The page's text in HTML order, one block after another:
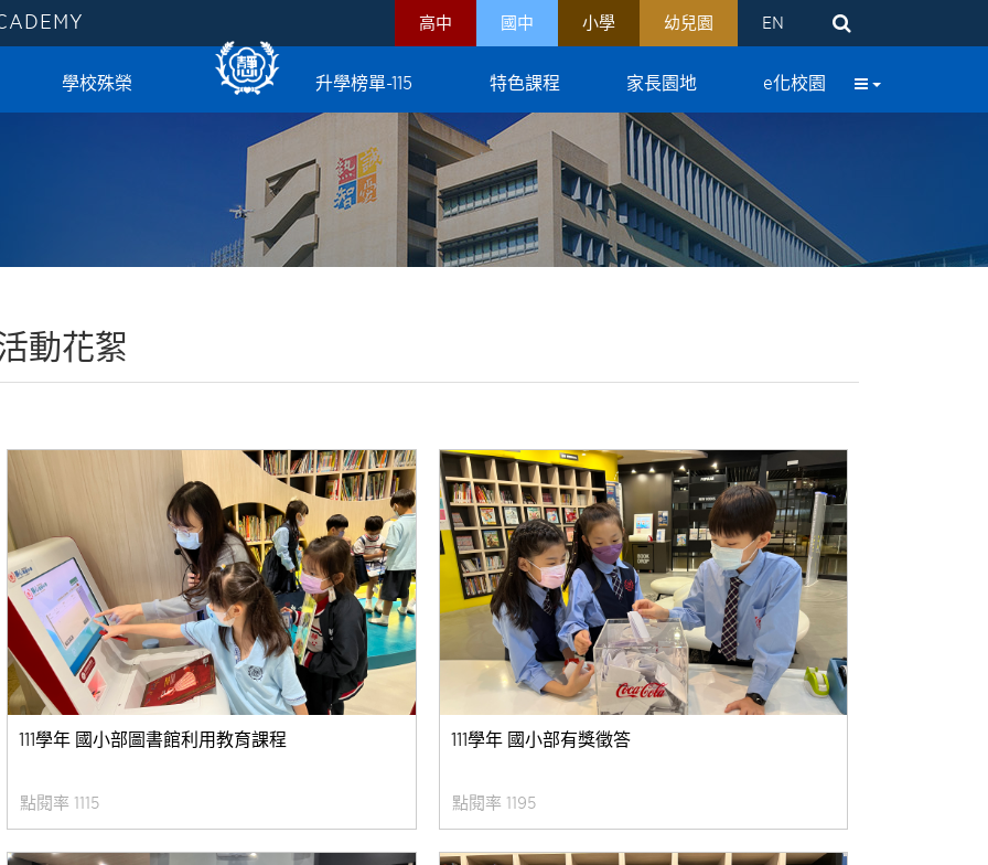
高中 國中 小學 幼兒園 EN
學校殊榮 升學榜單-115 特色課程 家長園地 e化校園
動花絮
111學年 國小部圖書館利用教育課程
點閱率 1115
111學年 國小部有獎徵答
2022/12/27 點閱率 1195